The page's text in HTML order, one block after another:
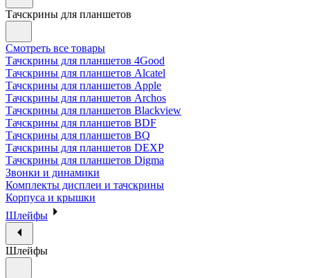
Тачскрины для планшетов
Смотреть все товары
Тачскрины для планшетов 4Good
Тачскрины для планшетов Alcatel
Тачскрины для планшетов Apple
Тачскрины для планшетов Archos
Тачскрины для планшетов Blackview
Тачскрины для планшетов BDF
Тачскрины для планшетов BQ
Тачскрины для планшетов DEXP
Тачскрины для планшетов Digma
Звонки и динамики
Комплекты дисплеи и тачскрины
Корпуса и крышки
Шлейфы
Шлейфы